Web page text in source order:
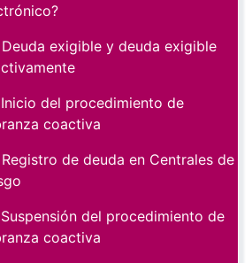
exigible y deuda exigible
del procedimiento de
coactiva
de deuda en Centrales de
del procedimiento de
coactiva